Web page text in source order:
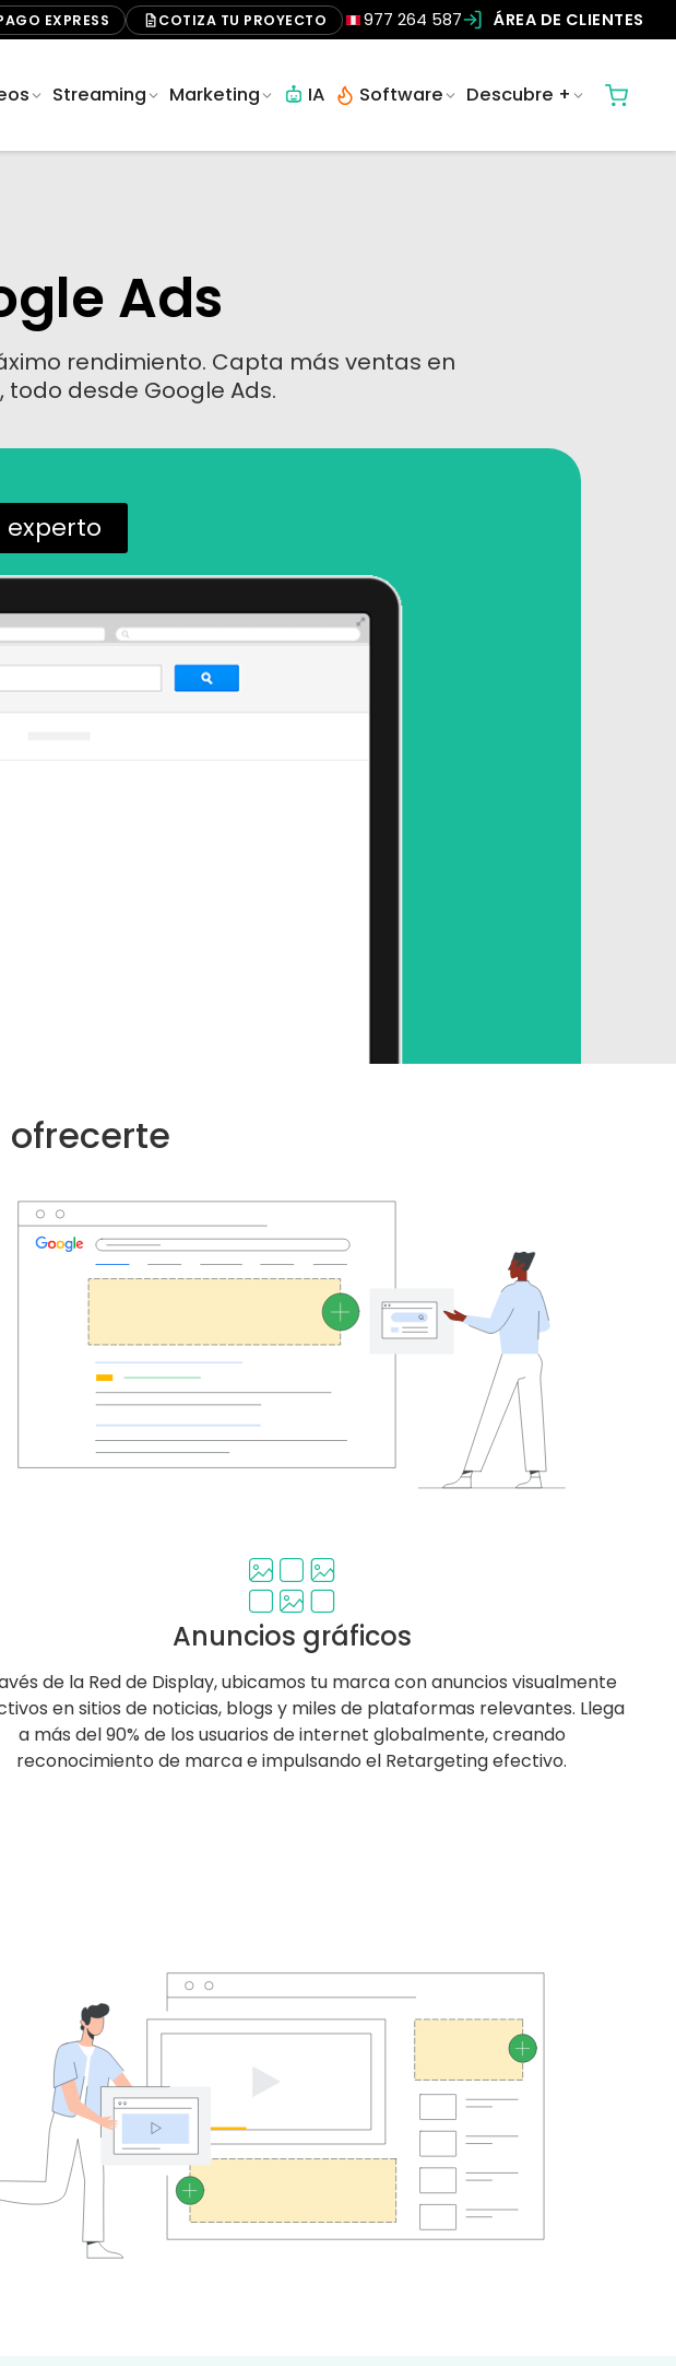
EXPRESS COTIZA TU PROYECTO 977 264 587 ÁREA DE CLIENTES
Streaming Marketing IA Software Descubre +
Ads
rendimiento. Capta más ventas en
todo desde Google Ads.
experto
ofrecerte
Anuncios gráficos
de la Red de Display, ubicamos tu marca con anuncios visualmente
en sitios de noticias, blogs y miles de plataformas relevantes. Llega
a más del 90% de los usuarios de internet globalmente, creando
reconocimiento de marca e impulsando el Retargeting efectivo.